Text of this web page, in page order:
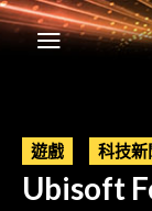
遊戲 科技新
Ubisoft